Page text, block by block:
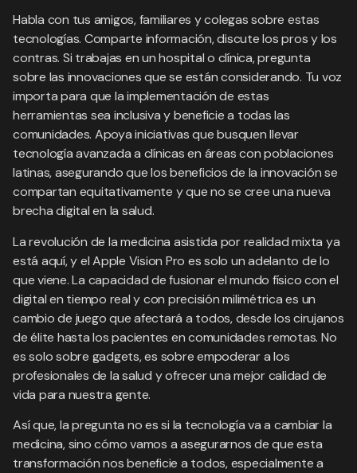
Habla con tus amigos, familiares y colegas sobre estas
tecnologías. Comparte información, discute los pros y los
contras. Si trabajas en un hospital o clínica, pregunta
sobre las innovaciones que se están considerando. Tu voz
importa para que la implementación de estas
herramientas sea inclusiva y beneficie a todas las
comunidades. Apoya iniciativas que busquen llevar
tecnología avanzada a clínicas en áreas con poblaciones
latinas, asegurando que los beneficios de la innovación se
compartan equitativamente y que no se cree una nueva
brecha digital en la salud.
La revolución de la medicina asistida por realidad mixta ya
está aquí, y el Apple Vision Pro es solo un adelanto de lo
que viene. La capacidad de fusionar el mundo físico con el
digital en tiempo real y con precisión milimétrica es un
cambio de juego que afectará a todos, desde los cirujanos
de élite hasta los pacientes en comunidades remotas. No
es solo sobre gadgets, es sobre empoderar a los
profesionales de la salud y ofrecer una mejor calidad de
vida para nuestra gente.
Así que, la pregunta no es si la tecnología va a cambiar la
medicina, sino cómo vamos a asegurarnos de que esta
transformación nos beneficie a todos, especialmente a